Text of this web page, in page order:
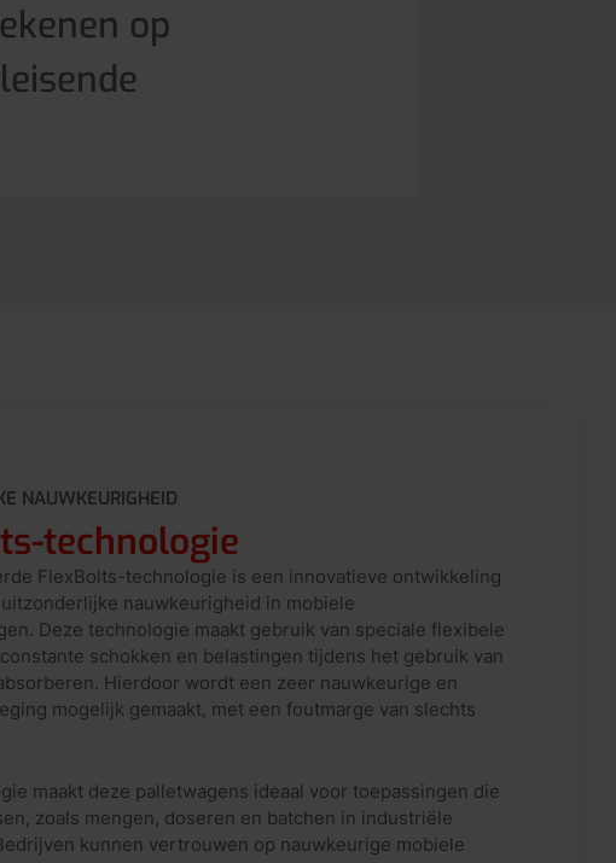
op
NAUWKEURIGHEID
technologie
FlexBolts-technologie is een innovatieve ontwikkeling
nauwkeurigheid in mobiele
Deze technologie maakt gebruik van speciale flexibele
schokken en belastingen tijdens het gebruik van
Hierdoor wordt een zeer nauwkeurige en
mogelijk gemaakt, met een foutmarge van slechts
maakt deze palletwagens ideaal voor toepassingen die
zoals mengen, doseren en batchen in industriële
kunnen vertrouwen op nauwkeurige mobiele